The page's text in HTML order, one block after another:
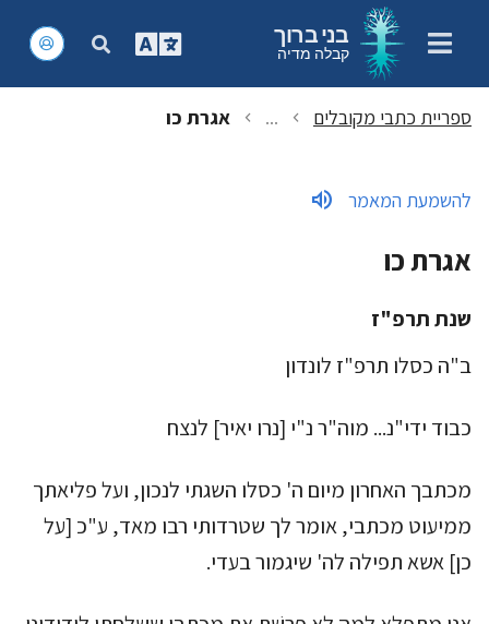
בני ברוך
קבלה מדיה
ספריית כתבי מקובלים chevron_left
...
chevron_left אגרת כו
להשמעת המאמר volume_up
אגרת כו
שנת תרפ"ז
ב"ה כסלו תרפ"ז לונדון
כבוד ידי"נ... מוה"ר נ"י [נרו יאיר] לנצח
מכתבך האחרון מיום ה' כסלו השגתי לנכון, ועל פליאתך
ממיעוט מכתבי, אומר לך שטרדותי רבו מאד, ע"כ [על
כן] אשא תפילה לה' שיגמור בעדי.